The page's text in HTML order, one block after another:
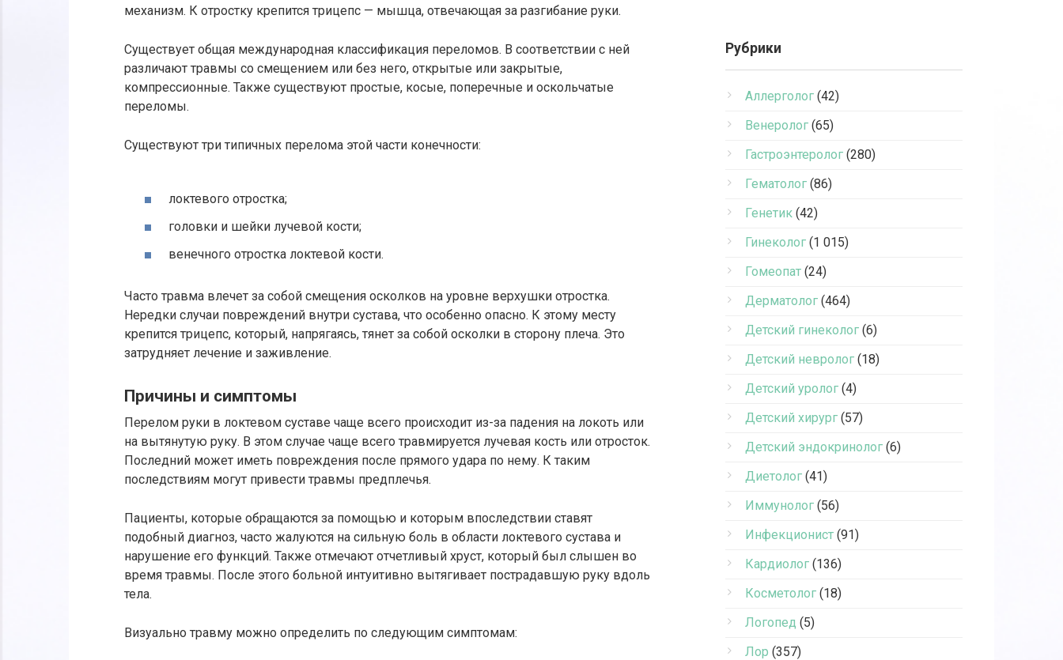
механизм. К отростку крепится трицепс — мышца, отвечающая за разгибание руки.
Существует общая международная классификация переломов. В соответствии с ней
различают травмы со смещением или без него, открытые или закрытые,
компрессионные. Также существуют простые, косые, поперечные и оскольчатые
переломы.
Существуют три типичных перелома этой части конечности:
локтевого отростка;
головки и шейки лучевой кости;
венечного отростка локтевой кости.
Часто травма влечет за собой смещения осколков на уровне верхушки отростка.
Нередки случаи повреждений внутри сустава, что особенно опасно. К этому месту
крепится трицепс, который, напрягаясь, тянет за собой осколки в сторону плеча. Это
затрудняет лечение и заживление.
Причины и симптомы
Перелом руки в локтевом суставе чаще всего происходит из-за падения на локоть или
на вытянутую руку. В этом случае чаще всего травмируется лучевая кость или отросток.
Последний может иметь повреждения после прямого удара по нему. К таким
последствиям могут привести травмы предплечья.
Пациенты, которые обращаются за помощью и которым впоследствии ставят
подобный диагноз, часто жалуются на сильную боль в области локтевого сустава и
нарушение его функций. Также отмечают отчетливый хруст, который был слышен во
время травмы. После этого больной интуитивно вытягивает пострадавшую руку вдоль
тела.
Визуально травму можно определить по следующим симптомам:
Рубрики
Аллерголог (42)
Венеролог (65)
Гастроэнтеролог (280)
Гематолог (86)
Генетик (42)
Гинеколог (1 015)
Гомеопат (24)
Дерматолог (464)
Детский гинеколог (6)
Детский невролог (18)
Детский уролог (4)
Детский хирург (57)
Детский эндокринолог (6)
Диетолог (41)
Иммунолог (56)
Инфекционист (91)
Кардиолог (136)
Косметолог (18)
Логопед (5)
Лор (357)